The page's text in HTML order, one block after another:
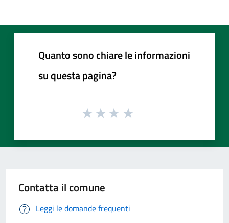
Quanto sono chiare le informazioni
su questa pagina?
Contatta il comune
Leggi le domande frequenti